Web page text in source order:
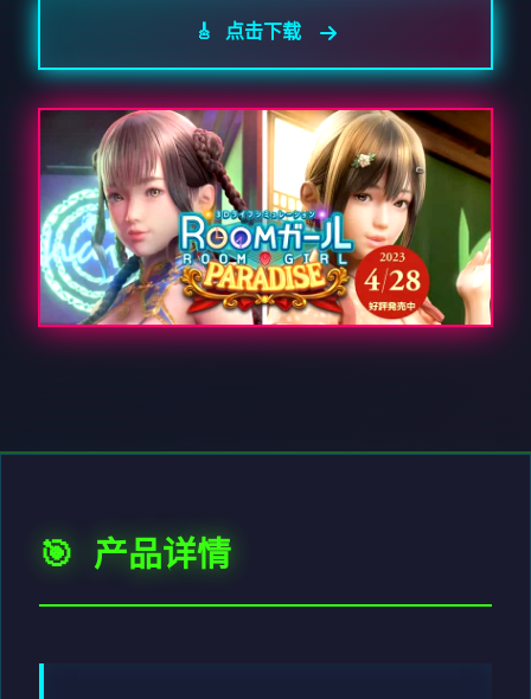
🎸 点击下载
🎯 产品详情